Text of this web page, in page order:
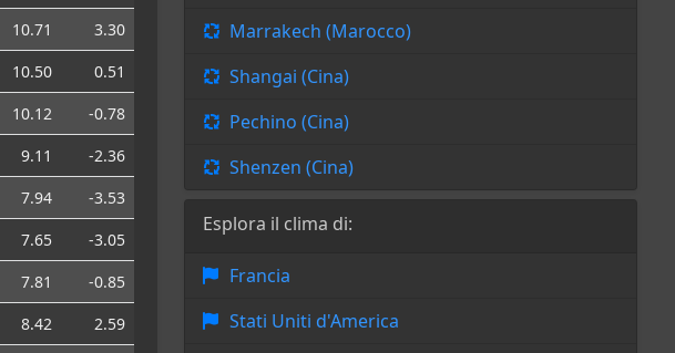
10.71
3.30
10.50
0.51
10.12
-0.78
9.11
-2.36
7.94
-3.53
7.65
-3.05
7.81
-0.85
8.42
2.59
Marrakech (Marocco)
Shangai (Cina)
Pechino (Cina)
Shenzen (Cina)
Esplora il clima di:
Francia
Stati Uniti d'America